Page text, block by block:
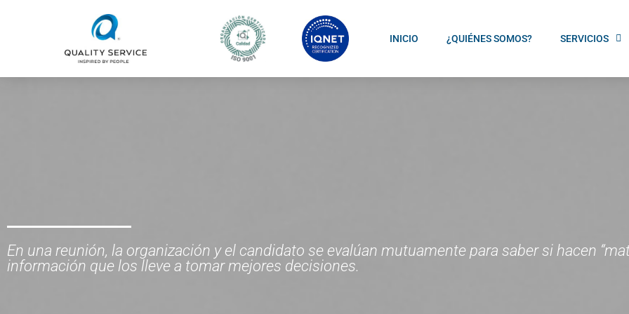
INICIO ¿QUIÉNES SOMOS? SERVICIOS
En una reunión, la organización y el candidato se evalúan mutuamente para saber si hacen
información que los lleve a tomar mejores decisiones.